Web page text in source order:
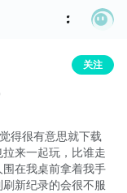
关注
得很有意思就下载
来一起玩，比谁走
在我桌前拿着我手
新纪录的会很不服